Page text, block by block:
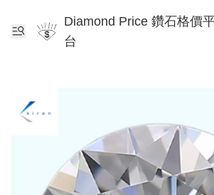
Diamond Price 鑽石格價
台